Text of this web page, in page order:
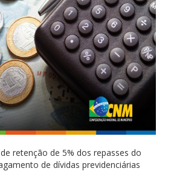
retenção de 5% dos repasses do
de dívidas previdenciárias